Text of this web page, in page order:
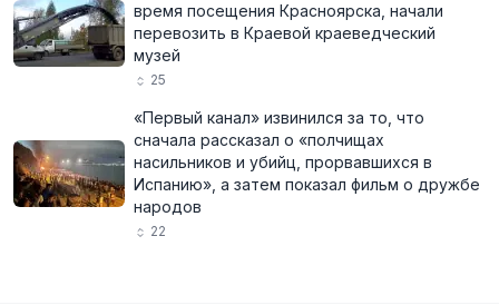
время посещения Красноярска, начали
перевозить в Краевой краеведческий
музей
25
«Первый канал» извинился за то, что
сначала рассказал о «полчищах
насильников и убийц, прорвавшихся в
Испанию», а затем показал фильм о дружбе
народов
22